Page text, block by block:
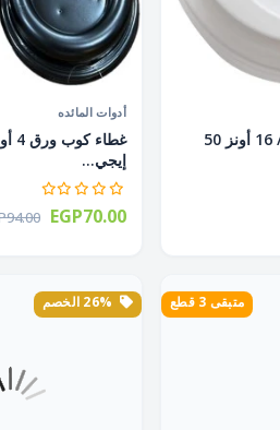
غطاء كوب ورق 12 أونز / 16 أونز 50
أدوات المائده
إيجي...
EGP70.00
متبقى 3 قطع